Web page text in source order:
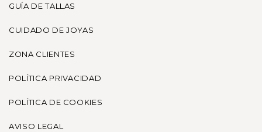
GUÍA DE TALLAS
CUIDADO DE JOYAS
ZONA CLIENTES
POLÍTICA PRIVACIDAD
POLÍTICA DE COOKIES
AVISO LEGAL